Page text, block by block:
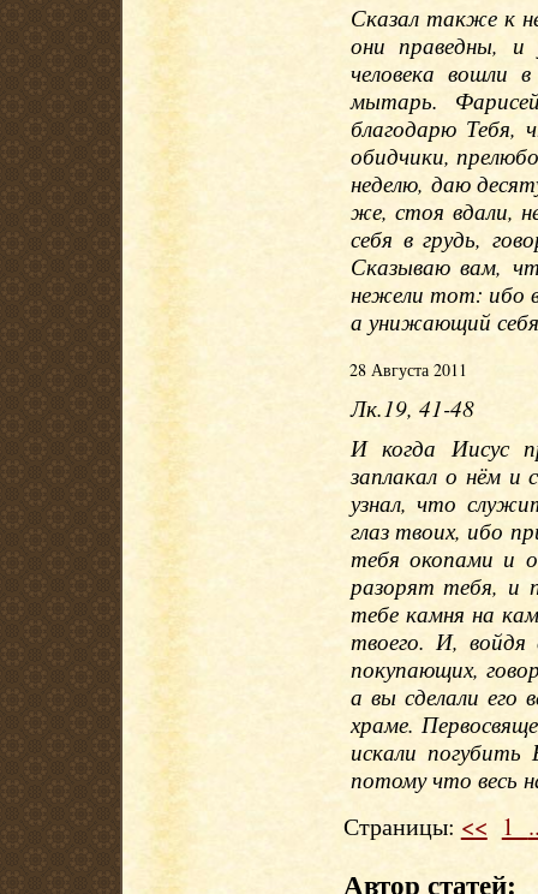
Сказал также к
они праведны, и
человека вошли
мытарь.
благодарю Тебя,
обидчики,
неделю, даю
же, стоя вдали,
себя в грудь,
Сказываю вам,
нежели тот: ибо
а унижающий
28 Августа 2011
Лк.19, 41-48
И когда Иисус
заплакал о нём и
узнал, что
глаз твоих, ибо
тебя окопами и
разорят тебя, и
тебе камня на
твоего. И,
покупающих,
а вы сделали его
храме.
искали
потому что весь
Страницы: << 1
Автор статей: